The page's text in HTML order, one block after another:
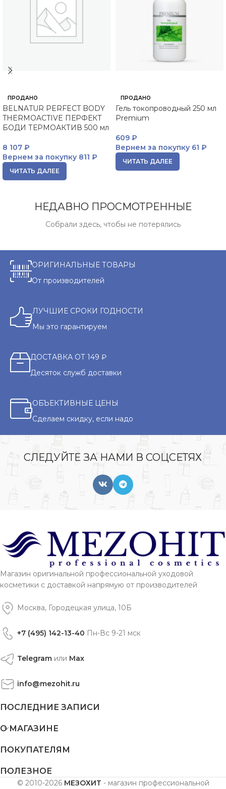
ПРОДАНО
BELNATUR PERFECT BODY
THERMOACTIVE ПЕРФЕКТ
БОДИ ТЕРМОАКТИВ 500 мл
8 107 ₽
Вернем за покупку 811 ₽
ЧИТАТЬ ДАЛЕЕ
ПРОДАНО
Гель токопроводный 250 мл
Premium
609 ₽
Вернем за покупку 61 ₽
ЧИТАТЬ ДАЛЕЕ
НЕДАВНО ПРОСМОТРЕННЫЕ
Собрали здесь, чтобы не потерялись
ОРИГИНАЛЬНЫЕ ТОВАРЫ
От производителей
ЛУЧШИЕ СРОКИ ГОДНОСТИ
Мы это гарантируем
ДОСТАВКА ОТ 149 ₽
Десяток служб доставки
ОБЪЕКТИВНЫЕ ЦЕНЫ
Сделаем скидку, если надо
СЛЕДУЙТЕ ЗА НАМИ В СОЦСЕТЯХ
Магазин оригинальной профессиональной уходовой
косметики с доставкой напрямую от производителей
Москва, Городецкая улица, 10Б
+7 (495) 142-13-40 Пн-Вс 9-21 мск
Telegram или Max
info@mezohit.ru
ПОСЛЕДНИЕ ЗАПИСИ
О МАГАЗИНЕ
ПОКУПАТЕЛЯМ
ПОЛЕЗНОЕ
© 2010-2026 МЕЗОХИТ - магазин профессиональной